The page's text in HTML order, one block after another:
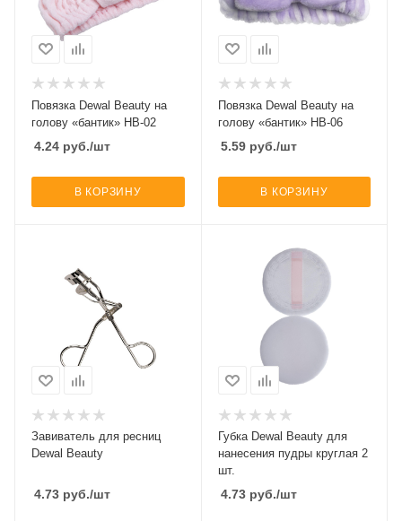
Повязка Dewal Beauty на
голову «бантик» HB-02
4.24 руб./шт
В КОРЗИНУ
Повязка Dewal Beauty на
голову «бантик» HB-06
5.59руб./шт
В КОРЗИНУ
Завиватель для ресниц
Dewal Beauty
4.73 руб./шт
Губка Dewal Beauty для
нанесения пудры круглая 2
шт.
4.73руб./шт